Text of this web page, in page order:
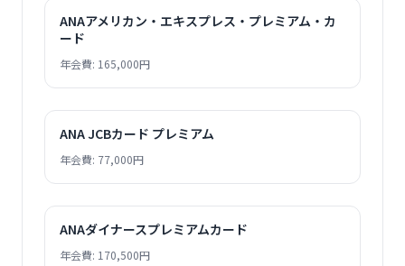
ANAアメリカン・エキスプレス・プレミアム・カ
ード
年会費: 165,000円
ANA JCBカード プレミアム
年会費: 77,000円
ANAダイナースプレミアムカード
年会費: 170,500円